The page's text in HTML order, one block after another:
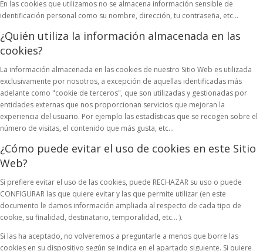
En las cookies que utilizamos no se almacena información sensible de
identificación personal como su nombre, dirección, tu contraseña, etc...
¿Quién utiliza la información almacenada en las
cookies?
La información almacenada en las cookies de nuestro Sitio Web es utilizada
exclusivamente por nosotros, a excepción de aquellas identificadas más
adelante como "cookie de terceros", que son utilizadas y gestionadas por
entidades externas que nos proporcionan servicios que mejoran la
experiencia del usuario. Por ejemplo las estadísticas que se recogen sobre el
número de visitas, el contenido que más gusta, etc...
¿Cómo puede evitar el uso de cookies en este Sitio
Web?
Si prefiere evitar el uso de las cookies, puede RECHAZAR su uso o puede
CONFIGURAR las que quiere evitar y las que permite utilizar (en este
documento le damos información ampliada al respecto de cada tipo de
cookie, su finalidad, destinatario, temporalidad, etc... ).
Si las ha aceptado, no volveremos a preguntarle a menos que borre las
cookies en su dispositivo según se indica en el apartado siguiente. Si quiere